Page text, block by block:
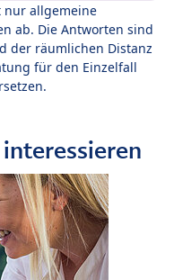
nur allgemeine
ab. Die Antworten sind
der räumlichen Distanz
für den Einzelfall